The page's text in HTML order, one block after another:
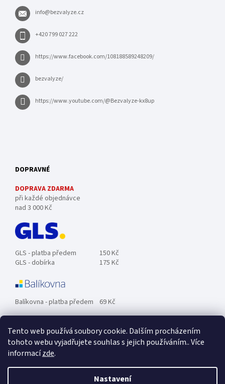
Tento web používá soubory cookie. Dalším procházením
tohoto webu vyjadřujete souhlas s jejich používáním.. Více
informacízde.
Nastavení
info@bezvalyze.cz
+420 799 027 222
https://www.facebook.com/108188589248209/
bezvalyze/
https://www.youtube.com/@Bezvalyze-kx8up
DOPRAVNÉ
DOPRAVA ZDARMA
při každé objednávce
nad 3 000 Kč
GLS - platba předem
150 Kč
GLS - dobírka
175 Kč
Balíkovna - platba předem 69 Kč
Zásilkovna - platba předem 89 Kč